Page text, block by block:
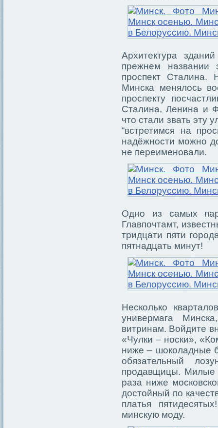
Архитектура
прежнем названии
проспект
Минска менялось
проспекту
Сталина, Ленина и
что стали звать эту
“встретимся на
надёжности можно
не переименовали.
Одно из самых
Главпочтамт,
тридцати пяти
пятнадцать минут!
Несколько
универмага
витринам. Войдите
«Чулки – носки»,
ниже – шоколадные
обязательный
продавщицы. Милые
раза ниже
достойный по
платья
минскую моду.